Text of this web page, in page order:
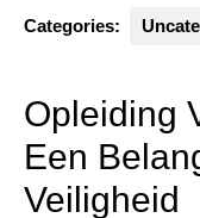
Categories:
Opleiding
Een
Veiligheid